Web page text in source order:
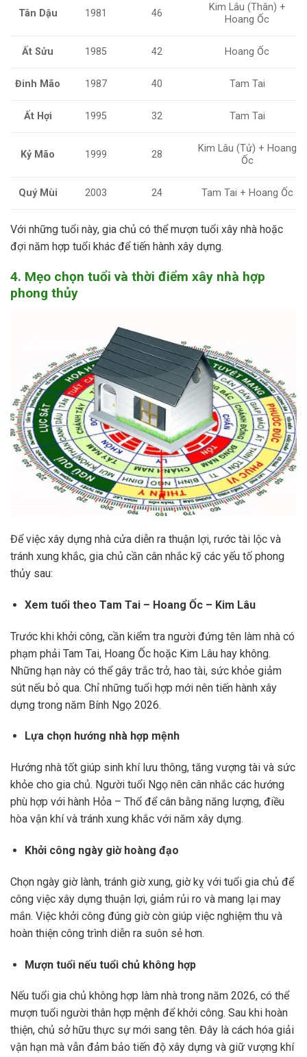
Tân Dậu 1981 46
Kim Lâu (Thân) +
Hoang Ốc
Ất Sửu 1985 42 Hoang Ốc
Đinh Mão 1987 40 Tam Tai
Ất Hợi 1995 32 Tam Tai
Kỷ Mão 1999 28
Kim Lâu (Tử) + Hoang
Ốc
Quý Mùi 2003 24 Tam Tai + Hoang Ốc
Với những tuổi này, gia chủ có thể mượn tuổi xây nhà hoặc
đợi năm hợp tuổi khác để tiến hành xây dựng.
4. Mẹo chọn tuổi và thời điểm xây nhà hợp
phong thủy
Để việc xây dựng nhà cửa diễn ra thuận lợi, rước tài lộc và
tránh xung khắc, gia chủ cần cân nhắc kỹ các yếu tố phong
thủy sau:
Xem tuổi theo Tam Tai – Hoang Ốc – Kim Lâu
Trước khi khởi công, cần kiểm tra người đứng tên làm nhà có
phạm phải Tam Tai, Hoang Ốc hoặc Kim Lâu hay không.
Những hạn này có thể gây trắc trở, hao tài, sức khỏe giảm
sút nếu bỏ qua. Chỉ những tuổi hợp mới nên tiến hành xây
dựng trong năm Bính Ngọ 2026.
Lựa chọn hướng nhà hợp mệnh
Hướng nhà tốt giúp sinh khí lưu thông, tăng vượng tài và sức
khỏe cho gia chủ. Người tuổi Ngọ nên cân nhắc các hướng
phù hợp với hành Hỏa – Thổ để cân bằng năng lượng, điều
hòa vận khí và tránh xung khắc với năm xây dựng.
Khởi công ngày giờ hoàng đạo
Chọn ngày giờ lành, tránh giờ xung, giờ kỵ với tuổi gia chủ để
công việc xây dựng thuận lợi, giảm rủi ro và mang lại may
mắn. Việc khởi công đúng giờ còn giúp việc nghiệm thu và
hoàn thiện công trình diễn ra suôn sẻ hơn.
Mượn tuổi nếu tuổi chủ không hợp
Nếu tuổi gia chủ không hợp làm nhà trong năm 2026, có thể
mượn tuổi người thân hợp mệnh để khởi công. Sau khi hoàn
thiện, chủ sở hữu thực sự mới sang tên. Đây là cách hóa giải
vận hạn mà vẫn đảm bảo tiến độ xây dựng và giữ vượng khí